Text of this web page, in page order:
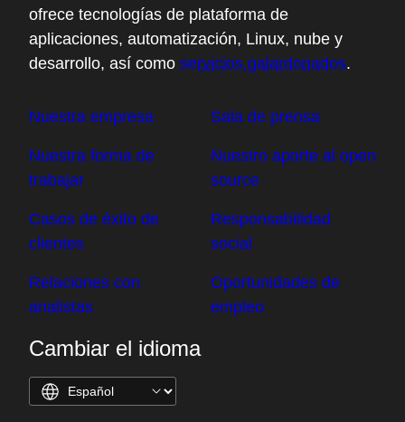
ofrece tecnologías de plataforma de
aplicaciones, automatización, Linux, nube y
desarrollo, así como servicios galardonados.
Nuestra empresa
Nuestra forma de
trabajar
Casos de éxito de
clientes
Relaciones con
analistas
Sala de prensa
Nuestro aporte al open
source
Responsabilidad
social
Oportunidades de
empleo
Cambiar el idioma